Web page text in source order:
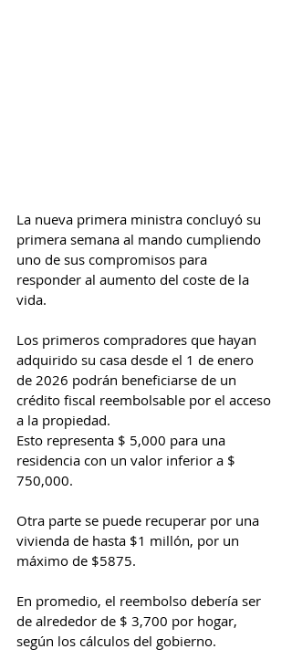
La nueva primera ministra concluyó su
primera semana al mando cumpliendo
uno de sus compromisos para
responder al aumento del coste de la
vida.
Los primeros compradores que hayan
adquirido su casa desde el 1 de enero
de 2026 podrán beneficiarse de un
crédito fiscal reembolsable por el acceso
a la propiedad.
Esto representa $ 5,000 para una
residencia con un valor inferior a $
750,000.
Otra parte se puede recuperar por una
vivienda de hasta $1 millón, por un
máximo de $5875.
En promedio, el reembolso debería ser
de alrededor de $ 3,700 por hogar,
según los cálculos del gobierno.